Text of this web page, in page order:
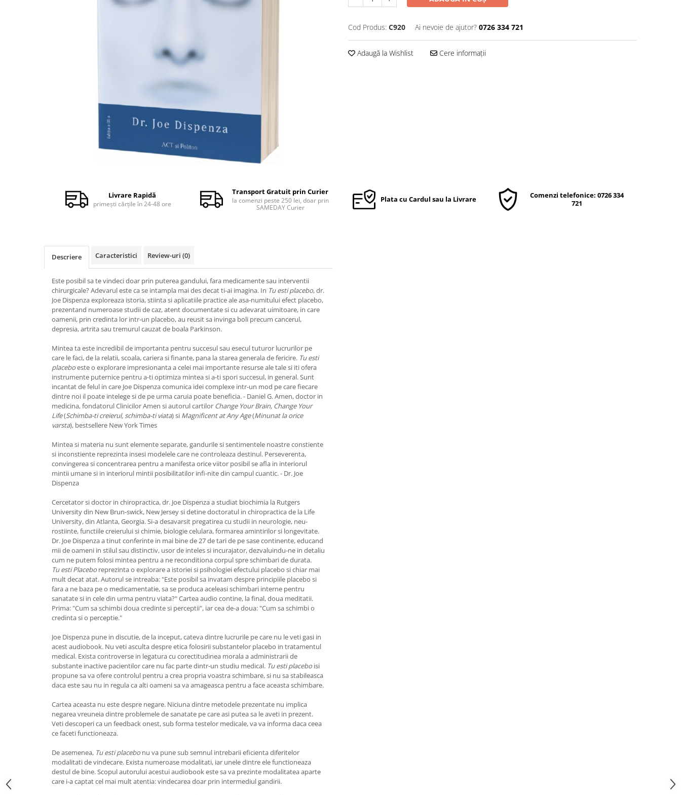
Relații de cuplu
Psihologie practică
Lumea îngerilor
Seria Masaru Emoto
Inspiraţie divină
Vindecare spirituală
Viaţa de după moarte
Supă de pui pentru suflet
Spiritualitate şi ştiinţă
Fără categorie
Facebook
Cod Produs: C920 Ai nevoie de ajutor? 0726 334 721
Adaugă la Wishlist Cere informații
Livrare Rapidă
primești cărțile în 24-48 ore
Transport Gratuit prin Curier
la comenzi peste 250 lei, doar prin
SAMEDAY Curier
Plata cu Cardul sau la Livrare
Comenzi telefonice: 0726 334
721
Descriere Caracteristici Review-uri (0)
Este posibil sa te vindeci doar prin puterea gandului, fara medicamente sau interventii
chirurgicale? Adevarul este ca se intampla mai des decat ti-ai imagina. In Tu esti placebo, dr.
Joe Dispenza exploreaza istoria, stiinta si aplicatiile practice ale asa-numitului efect placebo,
prezentand numeroase studii de caz, atent documentate si cu adevarat uimitoare, in care
oamenii, prin credinta lor intr-un placebo, au reusit sa invinga boli precum cancerul,
depresia, artrita sau tremurul cauzat de boala Parkinson.
Mintea ta este incredibil de importanta pentru succesul sau esecul tuturor lucrurilor pe
care le faci, de la relatii, scoala, cariera si finante, pana la starea generala de fericire. Tu esti
placeboeste o explorare impresionanta a celei mai importante resurse ale tale si iti ofera
instrumente puternice pentru a-ti optimiza mintea si a-ti spori succesul, in general. Sunt
incantat de felul in care Joe Dispenza comunica idei complexe intr-un mod pe care fiecare
dintre noi il poate intelege si de pe urma caruia poate beneficia. - Daniel G. Amen, doctor in
medicina, fondatorul Clinicilor Amen si autorul cartilor Change Your Brain, Change Your
Life(Schimba-ti creierul, schimba-ti viata) si Magnificent at Any Age(Minunat la orice
varsta), bestsellere New York Times
Mintea si materia nu sunt elemente separate, gandurile si sentimentele noastre constiente
si inconstiente reprezinta insesi modelele care ne controleaza destinul. Perseverenta,
convingerea si concentrarea pentru a manifesta orice viitor posibil se afla in interiorul
mintii umane si in interiorul mintii posibilitatilor infi-nite din campul cuantic. - Dr. Joe
Dispenza
Cercetator si doctor in chiropractica, dr. Joe Dispenza a studiat biochimia la Rutgers
University din New Brun-swick, New Jersey si detine doctoratul in chiropractica de la Life
University, din Atlanta, Georgia. Si-a desavarsit pregatirea cu studii in neurologie, neu-
rostiinte, functiile creierului si chimie, biologie celulara, formarea amintirilor si longevitate.
Dr. Joe Dispenza a tinut conferinte in mai bine de 27 de tari de pe sase continente, educand
mii de oameni in stilul sau distinctiv, usor de inteles si incurajator, dezvaluindu-ne in detaliu
cum ne putem folosi mintea pentru a ne reconditiona corpul spre schimbari de durata.
Tu esti Placebo reprezinta o explorare a istoriei si psihologiei efectului placebo si chiar mai
mult decat atat. Autorul se intreaba: "Este posibil sa invatam despre principiile placebo si
fara a ne baza pe o medicamentatie, sa se produca aceleasi schimbari interne pentru
sanatate si in cele din urma pentru viata?" Cartea audio contine, la final, doua meditatii.
Prima: "Cum sa schimbi doua credinte si perceptii", iar cea de-a doua: "Cum sa schimbi o
credinta si o perceptie."
Joe Dispenza pune in discutie, de la inceput, cateva dintre lucrurile pe care nu le veti gasi in
acest audiobook. Nu veti asculta despre etica folosirii substantelor placebo in tratamentul
medical. Exista controverse in legatura cu corectitudinea morala a administrarii de
substante inactive pacientilor care nu fac parte dintr-un studiu medical. Tu esti placebo isi
propune sa va ofere controlul pentru a crea propria voastra schimbare, si nu sa stabileasca
daca este sau nu in regula ca alti oameni sa va amageasca pentru a face aceasta schimbare.
Cartea aceasta nu este despre negare. Niciuna dintre metodele prezentate nu implica
negarea vreuneia dintre problemele de sanatate pe care asi putea sa le aveti in prezent.
Veti descoperi ca un feedback onest, sub forma testelor medicale, va va informa daca ceea
ce faceti functioneaza.
De asemenea, Tu esti placebo nu va pune sub semnul intrebarii eficienta diferitelor
modalitati de vindecare. Exista numeroase modalitati, iar unele dintre ele functioneaza
destul de bine. Scopul autorului acestui audiobook este sa va prezinte modalitatea aparte
care i-a captat cel mai mult atentia: vindecarea doar prin intermediul gandirii.